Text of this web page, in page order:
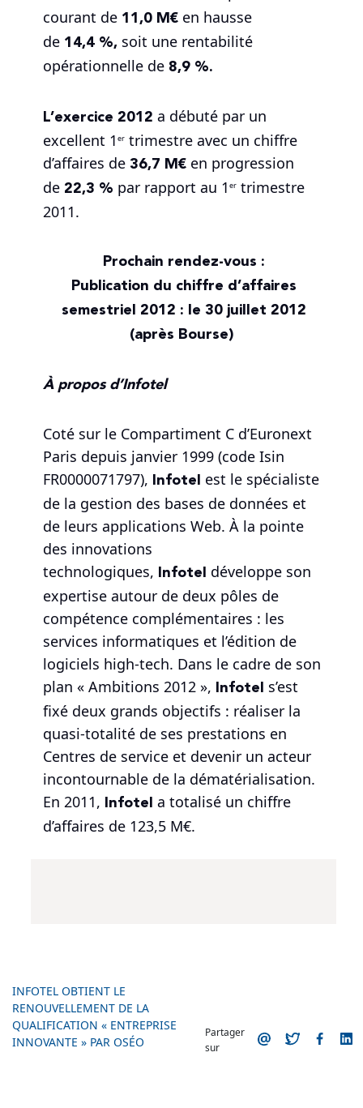
courant de 11,0 M€ en hausse
de 14,4 %, soit une rentabilité
opérationnelle de 8,9 %.
L’exercice 2012 a débuté par un
excellent 1 er trimestre avec un chiffre
d’affaires de 36,7 M€ en progression
de 22,3 % par rapport au 1 er trimestre
2011.
Prochain rendez-vous :
Publication du chiffre d’affaires
semestriel 2012 : le 30 juillet 2012
(après Bourse)
À propos d’Infotel
Coté sur le Compartiment C d’Euronext
Paris depuis janvier 1999 (code Isin
FR0000071797), Infotel est le spécialiste
de la gestion des bases de données et
de leurs applications Web. À la pointe
des innovations
technologiques, Infotel développe son
expertise autour de deux pôles de
compétence complémentaires : les
services informatiques et l’édition de
logiciels high-tech. Dans le cadre de son
plan « Ambitions 2012 », Infotel s’est
fixé deux grands objectifs : réaliser la
quasi-totalité de ses prestations en
Centres de service et devenir un acteur
incontournable de la dématérialisation.
En 2011, Infotel a totalisé un chiffre
d’affaires de 123,5 M€.
INFOTEL OBTIENT LE
RENOUVELLEMENT DE LA
QUALIFICATION « ENTREPRISE
INNOVANTE » PAR OSÉO
Partager
sur